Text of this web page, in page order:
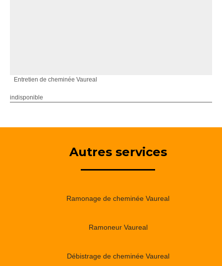
Entretien de cheminée Vaureal
indisponible
Autres services
Ramonage de cheminée Vaureal
Ramoneur Vaureal
Débistrage de cheminée Vaureal